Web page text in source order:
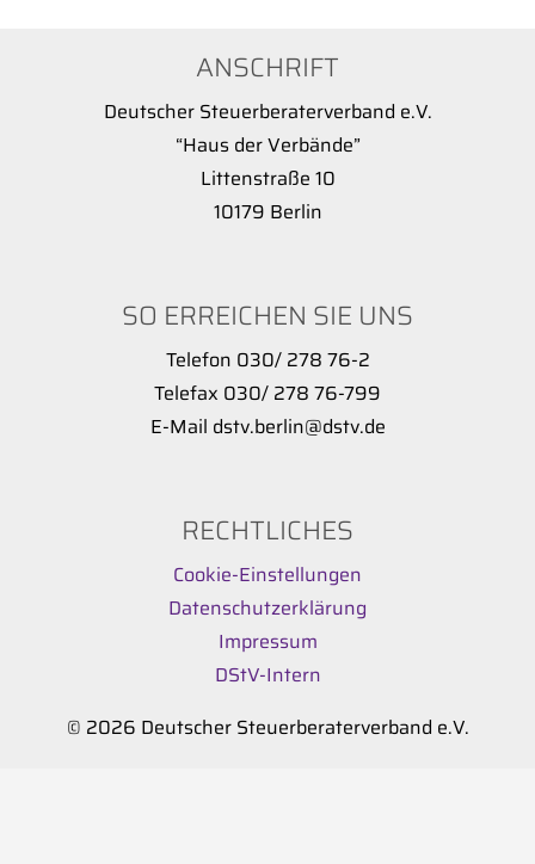
ANSCHRIFT
Deutscher Steuerberaterverband e.V.
“Haus der Verbände”
Littenstraße 10
10179 Berlin
SO ERREICHEN SIE UNS
Telefon 030/ 278 76-2
Telefax 030/ 278 76-799
E-Mail dstv.berlin@dstv.de
RECHTLICHES
Cookie-Einstellungen
Datenschutzerklärung
Impressum
DStV-Intern
© 2026 Deutscher Steuerberaterverband e.V.